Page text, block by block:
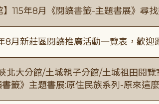
】115年8月《閱讀書籤-主題書展》尋
8月新莊區閱讀推廣活動一覽表，歡迎
北大分館/土城親子分館/土城祖田閱覽
書籤》主題書展:原住民族系列-原來這